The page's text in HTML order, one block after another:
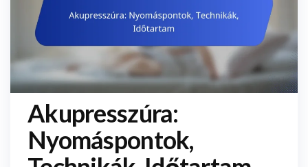
Akupresszúra:
Nyomáspontok,